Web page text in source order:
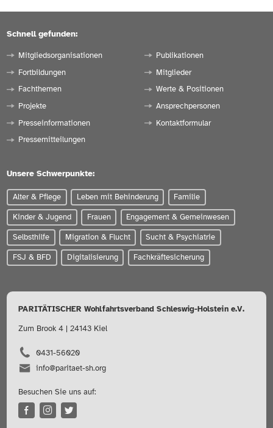
Schnell gefunden:
Mitgliedsorganisationen
Fortbildungen
Fachthemen
Projekte
Presseinformationen
Pressemitteilungen
Publikationen
Mitglieder
Werte & Positionen
Ansprechpersonen
Kontaktformular
Unsere Schwerpunkte:
Alter & Pflege Leben mit Behinderung Familie
Kinder & Jugend Frauen Engagement & Gemeinwesen
Selbsthilfe Migration & Flucht Sucht & Psychiatrie
FSJ & BFD Digitalisierung Fachkräftesicherung
PARITÄTISCHER Wohlfahrtsverband Schleswig-Holstein e.V.
Zum Brook 4 | 24143 Kiel
0431-56020
info@paritaet-sh.org
Besuchen Sie uns auf: